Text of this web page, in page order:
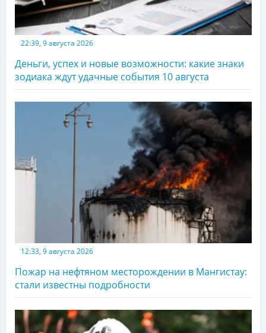
22:39, 9 августа 2026
Деньги, успех и новые возможности: какие знаки
зодиака ждут удачные события 10 августа
12:33, 9 августа 2026
Пожар на нефтяном месторождении в Мангистау:
стали известны подробности